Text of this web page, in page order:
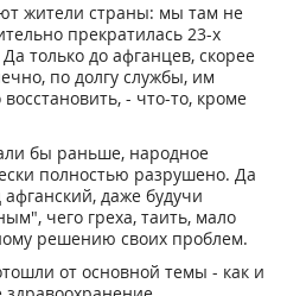
жители страны: мы там не
прекратилась 23-х
только до афганцев, скорее
по долгу службы, им
- что-то, кроме
бы раньше, народное
полностью разрушено. Да
даже будучи
чего греха, таить, мало
решению своих проблем.
от основной темы - как и